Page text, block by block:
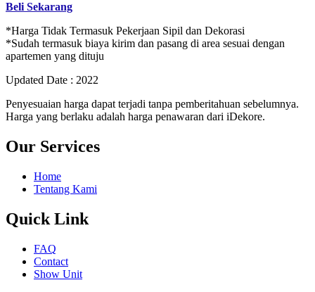
Beli Sekarang
*Harga Tidak Termasuk Pekerjaan Sipil dan Dekorasi
*Sudah termasuk biaya kirim dan pasang di area sesuai dengan
apartemen yang dituju
Updated Date : 2022
Penyesuaian harga dapat terjadi tanpa pemberitahuan sebelumnya.
Harga yang berlaku adalah harga penawaran dari iDekore.
Our Services
Home
Tentang Kami
Quick Link
FAQ
Contact
Show Unit